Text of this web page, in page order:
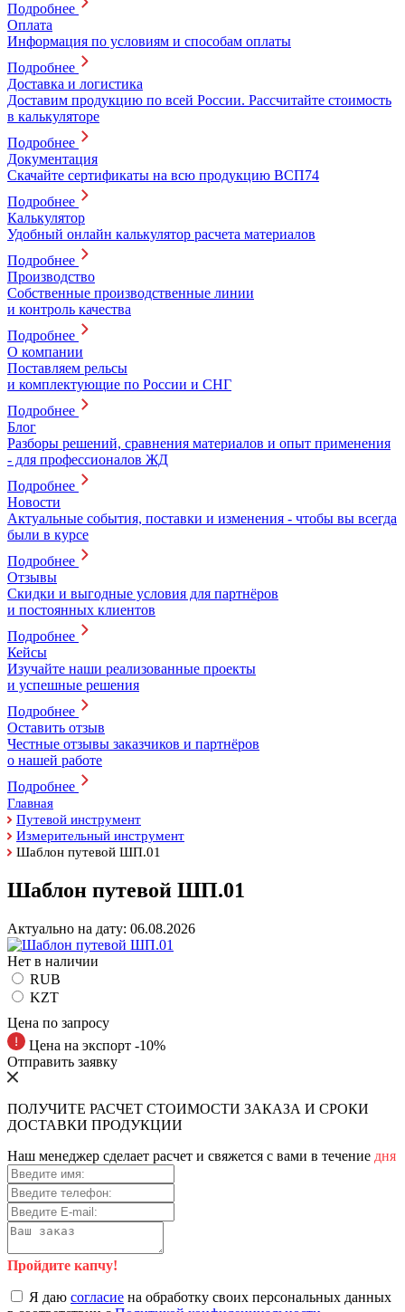
Подробнее
Оплата
Информация по условиям и способам оплаты
Подробнее
Доставка и логистика
Доставим продукцию по всей России. Рассчитайте стоимость
в калькуляторе
Подробнее
Документация
Скачайте сертификаты на всю продукцию ВСП74
Подробнее
Калькулятор
Удобный онлайн калькулятор расчета материалов
Подробнее
Производство
Собственные производственные линии
и контроль качества
Подробнее
О компании
Поставляем рельсы
и комплектующие по России и СНГ
Подробнее
Блог
Разборы решений, сравнения материалов и опыт применения
- для профессионалов ЖД
Подробнее
Новости
Актуальные события, поставки и изменения - чтобы вы всегда
были в курсе
Подробнее
Отзывы
Скидки и выгодные условия для партнёров
и постоянных клиентов
Подробнее
Кейсы
Изучайте наши реализованные проекты
и успешные решения
Подробнее
Оставить отзыв
Честные отзывы заказчиков и партнёров
о нашей работе
Подробнее
Главная
Путевой инструмент
Измерительный инструмент
Шаблон путевой ШП.01
Шаблон путевой ШП.01
Актуально на дату: 06.08.2026
Нет в наличии
RUB
KZT
Цена по запросу
Цена на экспорт -10%
Отправить заявку
ПОЛУЧИТЕ РАСЧЕТ СТОИМОСТИ ЗАКАЗА И СРОКИ
ДОСТАВКИ ПРОДУКЦИИ
Наш менеджер сделает расчет и свяжется с вами в течение дня
Пройдите капчу!
Я даю согласие на обработку своих персональных данных